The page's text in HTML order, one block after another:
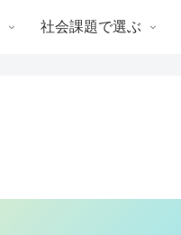
社会課題で選ぶ